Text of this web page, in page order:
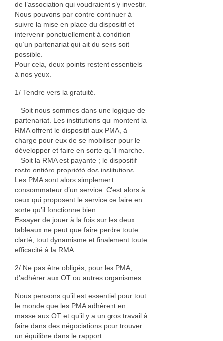
de l’association qui voudraient s’y investir.
Nous pouvons par contre continuer à
suivre la mise en place du dispositif et
intervenir ponctuellement à condition
qu’un partenariat qui ait du sens soit
possible.
Pour cela, deux points restent essentiels
à nos yeux.
1/ Tendre vers la gratuité.
– Soit nous sommes dans une logique de
partenariat. Les institutions qui montent la
RMA offrent le dispositif aux PMA, à
charge pour eux de se mobiliser pour le
développer et faire en sorte qu’il marche.
– Soit la RMA est payante ; le dispositif
reste entière propriété des institutions.
Les PMA sont alors simplement
consommateur d’un service. C’est alors à
ceux qui proposent le service ce faire en
sorte qu’il fonctionne bien.
Essayer de jouer à la fois sur les deux
tableaux ne peut que faire perdre toute
clarté, tout dynamisme et finalement toute
efficacité à la RMA.
2/ Ne pas être obligés, pour les PMA,
d’adhérer aux OT ou autres organismes.
Nous pensons qu’il est essentiel pour tout
le monde que les PMA adhèrent en
masse aux OT et qu’il y a un gros travail à
faire dans des négociations pour trouver
un équilibre dans le rapport